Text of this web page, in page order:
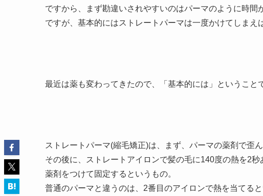
ですから、まず勘違いされやすいのはパーマのように時間
ですが、基本的にはストレートパーマは一度かけてしまえ
最近は薬も変わってきたので、「基本的には」ということ
ストレートパーマ(縮毛矯正)は、まず、パーマの薬剤で歪
その後に、ストレートアイロンで髪の毛に140度の熱を2
薬剤をつけて固定するというもの。
普通のパーマと違うのは、2番目のアイロンで熱を当てると